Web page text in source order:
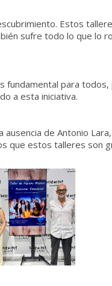
Estos
sufre todo lo que lo
fundamental para
a esta iniciativa.
ausencia de Antonio
que estos talleres son